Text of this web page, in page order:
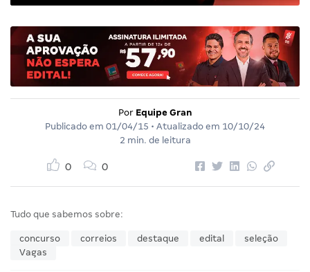
Por Equipe Gran
Publicado em 01/04/15 • Atualizado em 10/10/24
2 min. de leitura
0 0
Tudo que sabemos sobre:
concurso correios destaque edital
seleção
Vagas